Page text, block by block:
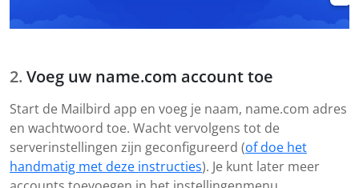
Voeg uw name.com account toe
Start de Mailbird app en voeg je naam, name.com adres
en wachtwoord toe. Wacht vervolgens tot de
serverinstellingen zijn geconfigureerd (of doe het
handmatig met deze instructies). Je kunt later meer